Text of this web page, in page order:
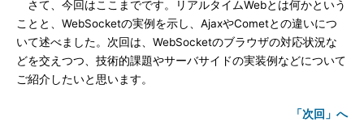
さて、今回はここまでです。リアルタイムWebとは何かという
ことと、WebSocketの実例を示し、AjaxやCometとの違いにつ
いて述べました。次回は、WebSocketのブラウザの対応状況な
どを交えつつ、技術的課題やサーバサイドの実装例などについて
ご紹介したいと思います。
「次回」へ